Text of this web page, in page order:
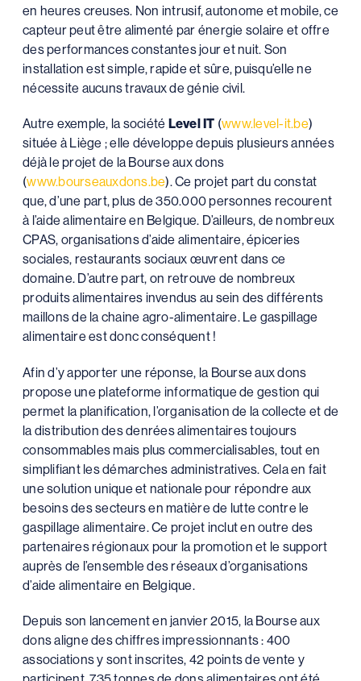
en heures creuses. Non intrusif, autonome et mobile, ce
capteur peut être alimenté par énergie solaire et offre
des performances constantes jour et nuit. Son
installation est simple, rapide et sûre, puisqu’elle ne
nécessite aucuns travaux de génie civil.
Autre exemple, la société Level IT (www.level-it.be)
située à Liège ; elle développe depuis plusieurs années
déjà le projet de la Bourse aux dons
(www.bourseauxdons.be). Ce projet part du constat
que, d’une part, plus de 350.000 personnes recourent
à l’aide alimentaire en Belgique. D’ailleurs, de nombreux
CPAS, organisations d’aide alimentaire, épiceries
sociales, restaurants sociaux œuvrent dans ce
domaine. D’autre part, on retrouve de nombreux
produits alimentaires invendus au sein des différents
maillons de la chaine agro-alimentaire. Le gaspillage
alimentaire est donc conséquent !
Afin d’y apporter une réponse, la Bourse aux dons
propose une plateforme informatique de gestion qui
permet la planification, l’organisation de la collecte et de
la distribution des denrées alimentaires toujours
consommables mais plus commercialisables, tout en
simplifiant les démarches administratives. Cela en fait
une solution unique et nationale pour répondre aux
besoins des secteurs en matière de lutte contre le
gaspillage alimentaire. Ce projet inclut en outre des
partenaires régionaux pour la promotion et le support
auprès de l’ensemble des réseaux d’organisations
d’aide alimentaire en Belgique.
Depuis son lancement en janvier 2015, la Bourse aux
dons aligne des chiffres impressionnants : 400
associations y sont inscrites, 42 points de vente y